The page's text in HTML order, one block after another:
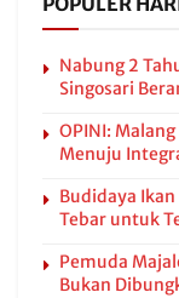
Nabung 2
Singosari
OPINI:
Menuju
Budidaya
Tebar untuk
Pemuda
Bukan